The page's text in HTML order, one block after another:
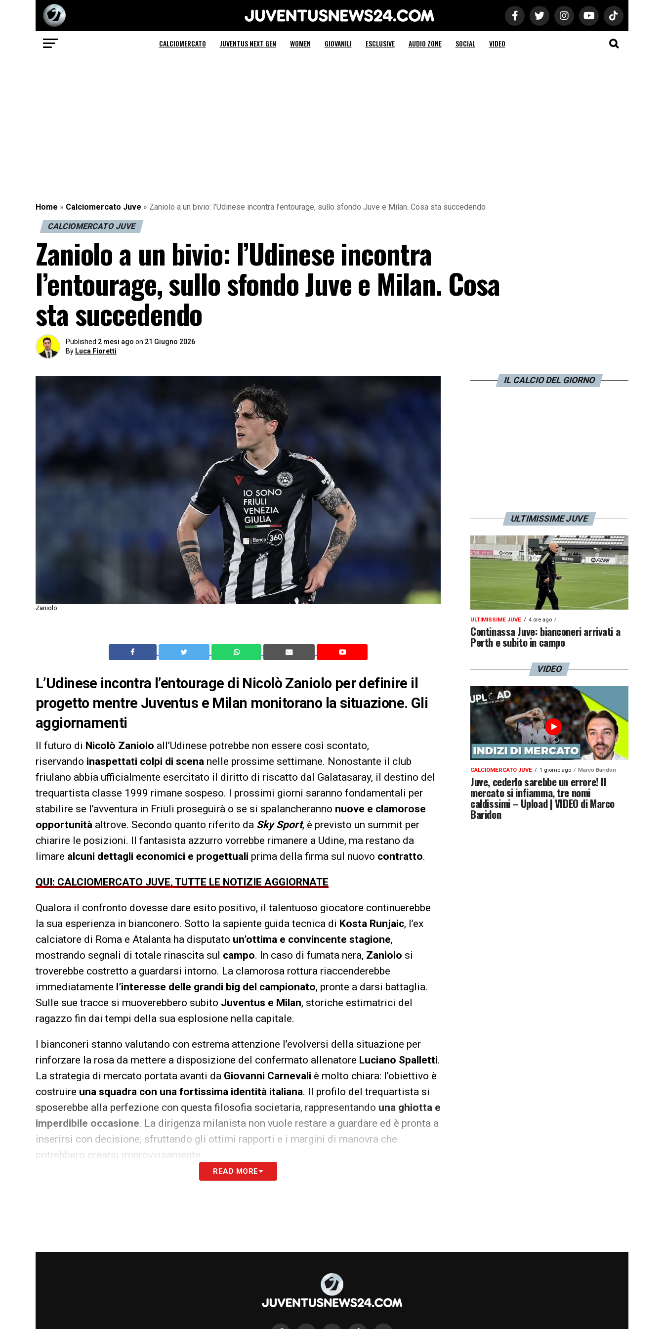
Juventus News 24
CALCIOMERCATO JUVENTUS NEXT GEN WOMEN GIOVANILI ESCLUSIVE AUDIO ZONE SOCIAL VIDEO
Home » Calciomercato Juve » Zaniolo a un bivio: l’Udinese incontra l’entourage, sullo sfondo Juve e Milan. Cosa sta succedendo
CALCIOMERCATO JUVE
Zaniolo a un bivio: l’Udinese incontra
l’entourage, sullo sfondo Juve e Milan. Cosa
sta succedendo
Published 2 mesi ago on 21 Giugno 2026
By Luca Fioretti
Zaniolo
L’Udinese incontra l’entourage di Nicolò Zaniolo per definire il
progetto mentre Juventus e Milan monitorano la situazione. Gli
aggiornamenti
Il futuro di Nicolò Zaniolo all’Udinese potrebbe non essere così scontato,
riservando inaspettati colpi di scena nelle prossime settimane. Nonostante il club
friulano abbia ufficialmente esercitato il diritto di riscatto dal Galatasaray, il destino del
trequartista classe 1999 rimane sospeso. I prossimi giorni saranno fondamentali per
stabilire se l’avventura in Friuli proseguirà o se si spalancheranno nuove e clamorose
opportunità altrove. Secondo quanto riferito da Sky Sport, è previsto un summit per
chiarire le posizioni. Il fantasista azzurro vorrebbe rimanere a Udine, ma restano da
limare alcuni dettagli economici e progettuali prima della firma sul nuovo contratto.
QUI: CALCIOMERCATO JUVE, TUTTE LE NOTIZIE AGGIORNATE
Qualora il confronto dovesse dare esito positivo, il talentuoso giocatore continuerebbe
la sua esperienza in bianconero. Sotto la sapiente guida tecnica di Kosta Runjaic, l’ex
calciatore di Roma e Atalanta ha disputato un’ottima e convincente stagione,
mostrando segnali di totale rinascita sul campo. In caso di fumata nera, Zaniolo si
troverebbe costretto a guardarsi intorno. La clamorosa rottura riaccenderebbe
immediatamente l’interesse delle grandi big del campionato, pronte a darsi battaglia.
Sulle sue tracce si muoverebbero subito Juventus e Milan, storiche estimatrici del
ragazzo fin dai tempi della sua esplosione nella capitale.
I bianconeri stanno valutando con estrema attenzione l’evolversi della situazione per
rinforzare la rosa da mettere a disposizione del confermato allenatore Luciano Spalletti.
La strategia di mercato portata avanti da Giovanni Carnevali è molto chiara: l’obiettivo è
costruire una squadra con una fortissima identità italiana. Il profilo del trequartista si
sposerebbe alla perfezione con questa filosofia societaria, rappresentando una ghiotta e
imperdibile occasione. La dirigenza milanista non vuole restare a guardare ed è pronta a
inserirsi con decisione, sfruttando gli ottimi rapporti e i margini di manovra che
potrebbero crearsi improvvisamente.
READ MORE
IL CALCIO DEL GIORNO
ULTIMISSIME JUVE
ULTIMISSIME JUVE 4 ore ago
Continassa Juve: bianconeri arrivati a
Perth e subito in campo
VIDEO
CALCIOMERCATO JUVE 1 giorno ago Marco Baridon
Juve, cederlo sarebbe un errore! Il
mercato si infiamma, tre nomi
caldissimi – Upload | VIDEO di Marco
Baridon